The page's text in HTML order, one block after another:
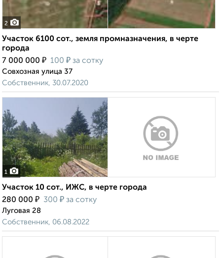
2
Участок 6100 сот., земля промназначения, в черте
города
7 000 000 ₽ 100 ₽ за сотку
Совхозная улица 37
Собственник, 30.07.2020
1
Участок 10 сот., ИЖС, в черте города
280 000 ₽ 300 ₽ за сотку
Луговая 28
Собственник, 06.08.2022